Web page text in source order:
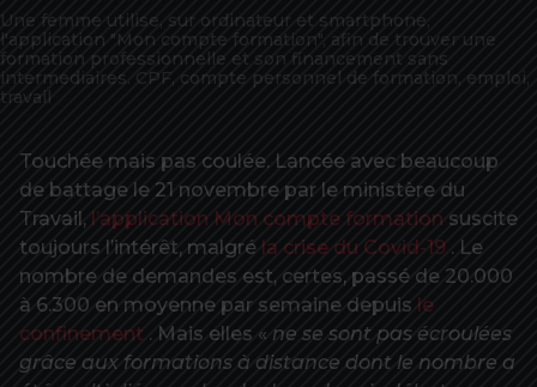
Une femme utilise, sur ordinateur et smartphone,
l'application "Mon compte formation", afin de trouver une
formation professionnelle et son financement sans
intermediaires. CPF, compte personnel de formation, emploi,
travail
Touchée mais pas coulée. Lancée avec beaucoup
de battage le 21 novembre par le ministère du
Travail, l’application Mon compte formation suscite
toujours l’intérêt, malgré la crise du Covid-19 . Le
nombre de demandes est, certes, passé de 20.000
à 6.300 en moyenne par semaine depuis le
confinement . Mais elles « ne se sont pas écroulées
grâce aux formations à distance dont le nombre a